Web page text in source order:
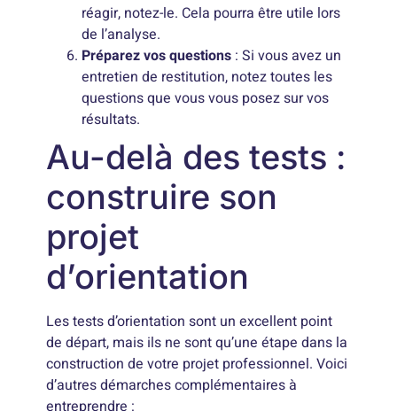
réagir, notez-le. Cela pourra être utile lors
de l’analyse.
Préparez vos questions : Si vous avez un
entretien de restitution, notez toutes les
questions que vous vous posez sur vos
résultats.
Au-delà des tests :
construire son
projet
d’orientation
Les tests d’orientation sont un excellent point
de départ, mais ils ne sont qu’une étape dans la
construction de votre projet professionnel. Voici
d’autres démarches complémentaires à
entreprendre :